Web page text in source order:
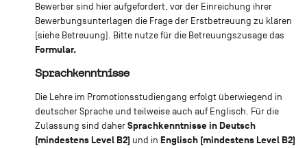
Bewerber sind hier aufgefordert, vor der Einreichung ihrer
Bewerbungsunterlagen die Frage der Erstbetreuung zu klären
(siehe Betreuung). Bitte nutze für die Betreuungszusage das
Formular.
Sprachkenntnisse
Die Lehre im Promotionsstudiengang erfolgt überwiegend in
deutscher Sprache und teilweise auch auf Englisch. Für die
Zulassung sind daher Sprachkenntnisse in Deutsch
(mindestens Level B2) und in Englisch (mindestens Level B2)